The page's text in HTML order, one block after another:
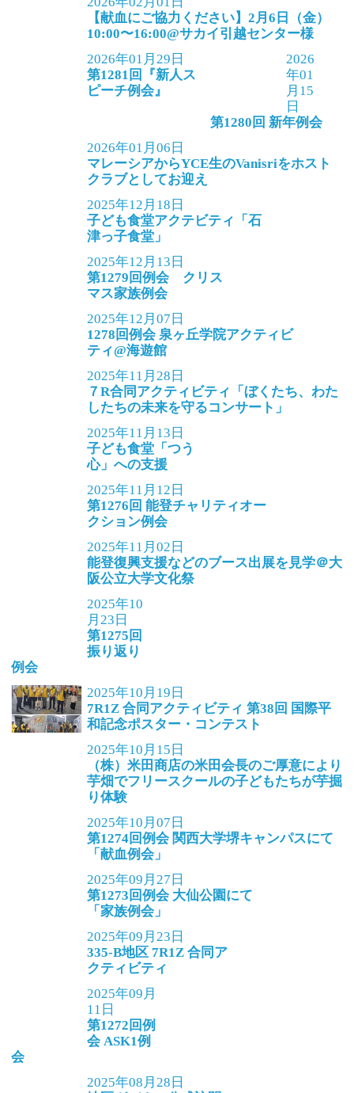
【献血にご協力ください】2月6日（金）
10:00〜16:00@サカイ引越センター様
2026年01月29日
第1281回『新人ス
ピーチ例会』
2026
年01
月15
日
第1280回 新年例会
2026年01月06日
マレーシアからYCE生のVanisriをホスト
クラブとしてお迎え
2025年12月18日
子ども食堂アクテビティ「石
津っ子食堂」
2025年12月13日
第1279回例会 クリス
マス家族例会
2025年12月07日
1278回例会 泉ヶ丘学院アクティビ
ティ@海遊館
2025年11月28日
７R合同アクティビティ「ぼくたち、わた
したちの未来を守るコンサート」
2025年11月13日
子ども食堂「つう
心」への支援
2025年11月12日
第1276回 能登チャリティオー
クション例会
2025年11月02日
能登復興支援などのブース出展を見学＠大
阪公立大学文化祭
2025年10
月23日
第1275回
振り返り
例会
2025年10月19日
7R1Z 合同アクティビティ 第38回 国際平
和記念ポスター・コンテスト
2025年10月15日
（株）米田商店の米田会長のご厚意により
芋畑でフリースクールの子どもたちが芋掘
り体験
2025年10月07日
第1274回例会 関西大学堺キャンパスにて
「献血例会」
2025年09月27日
第1273回例会 大仙公園にて
「家族例会」
2025年09月23日
335-B地区 7R1Z 合同ア
クティビティ
2025年09月
11日
第1272回例
会 ASK1例
会
2025年08月28日